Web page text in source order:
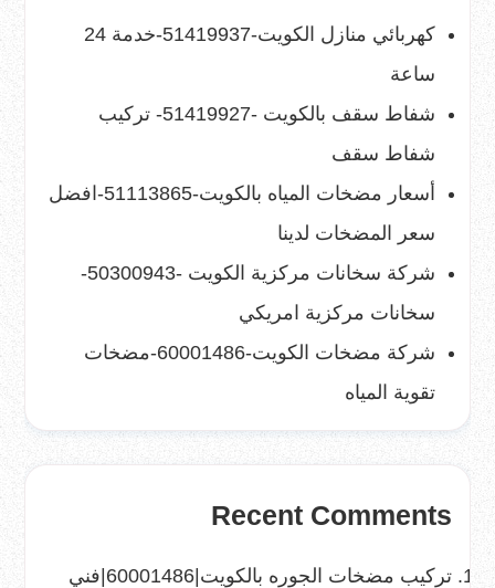
كهربائي منازل الكويت-51419937-خدمة 24
ساعة
شفاط سقف بالكويت -51419927- تركيب
شفاط سقف
أسعار مضخات المياه بالكويت-51113865-افضل
سعر المضخات لدينا
شركة سخانات مركزية الكويت -50300943-
سخانات مركزية امريكي
شركة مضخات الكويت-60001486-مضخات
تقوية المياه
Recent Comments
تركيب مضخات الجوره بالكويت|60001486|فني